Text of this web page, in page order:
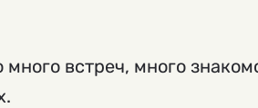
встреч, много